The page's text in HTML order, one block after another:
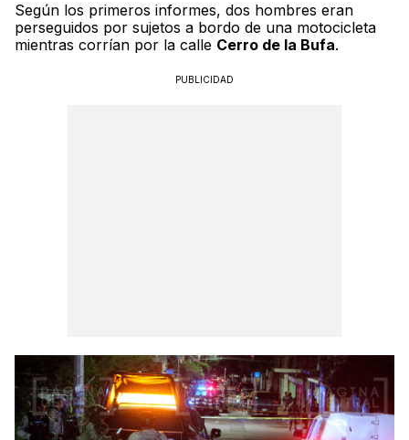
Según los primeros informes, dos hombres eran
perseguidos por sujetos a bordo de una motocicleta
mientras corrían por la calle Cerro de la Bufa.
PUBLICIDAD